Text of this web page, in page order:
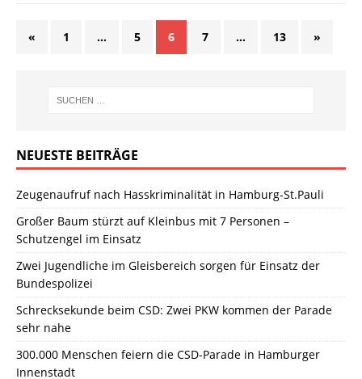
« 1 … 5 6 7 … 13 »
NEUESTE BEITRÄGE
Zeugenaufruf nach Hasskriminalität in Hamburg-St.Pauli
Großer Baum stürzt auf Kleinbus mit 7 Personen –
Schutzengel im Einsatz
Zwei Jugendliche im Gleisbereich sorgen für Einsatz der
Bundespolizei
Schrecksekunde beim CSD: Zwei PKW kommen der Parade
sehr nahe
300.000 Menschen feiern die CSD-Parade in Hamburger
Innenstadt